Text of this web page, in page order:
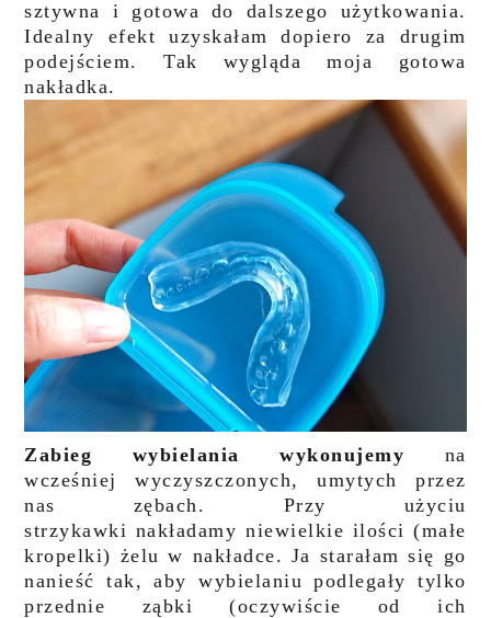
sztywna i gotowa do dalszego użytkowania.
Idealny efekt uzyskałam dopiero za drugim
podejściem. Tak wygląda moja gotowa
nakładka.
Zabieg wybielania wykonujemy na
wcześniej wyczyszczonych, umytych przez
nas zębach. Przy użyciu
strzykawki nakładamy niewielkie ilości (małe
kropelki) żelu w nakładce. Ja starałam się go
nanieść tak, aby wybielaniu podlegały tylko
przednie ząbki (oczywiście od ich